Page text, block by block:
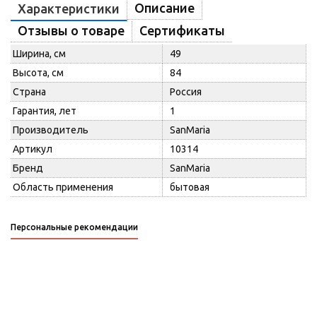
Характеристики
Описание
Отзывы о товаре
Сертификаты
Ширина, см
49
Высота, см
84
Страна
Россия
Гарантия, лет
1
Производитель
SanMaria
Артикул
10314
Бренд
SanMaria
Область применения
бытовая
Персональные рекомендации